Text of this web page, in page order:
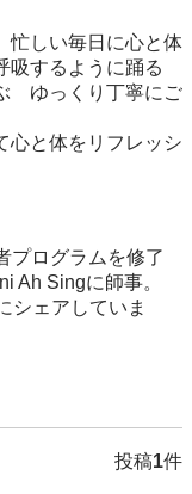
忙しい毎日に心と体
吸するように踊る
　ゆっくり丁寧にご
心と体をリフレッシ
プログラムを修了
Ah Singに師事。
シェアしていま
投稿1件